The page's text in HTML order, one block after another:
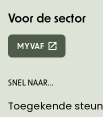
Voor de sector
MYVAF
SNEL NAAR...
Toegekende steun